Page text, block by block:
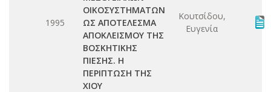
1995
ΟΙΚΟΣΥΣΤΗΜΑΤΩΝ
ΩΣ ΑΠΟΤΕΛΕΣΜΑ
ΑΠΟΚΛΕΙΣΜΟΥ ΤΗΣ
ΒΟΣΚΗΤΙΚΗΣ
ΠΙΕΣΗΣ. Η
ΠΕΡΙΠΤΩΣΗ ΤΗΣ
ΧΙΟΥ
Κουτσίδου,
Ευγενία